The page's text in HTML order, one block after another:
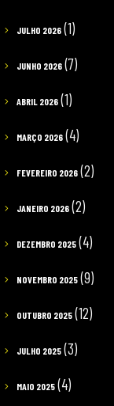
JULHO 2026 (1)
JUNHO 2026 (7)
ABRIL 2026 (1)
MARÇO 2026 (4)
FEVEREIRO 2026 (2)
JANEIRO 2026 (2)
DEZEMBRO 2025 (4)
NOVEMBRO 2025 (9)
OUTUBRO 2025 (12)
JULHO 2025 (3)
MAIO 2025 (4)